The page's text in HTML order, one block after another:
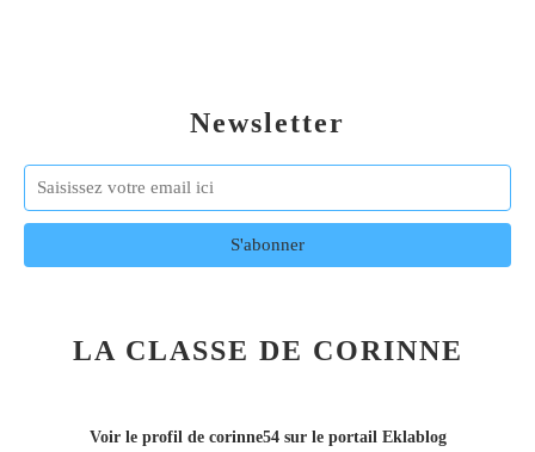
Newsletter
LA CLASSE DE CORINNE
Voir le profil de corinne54sur le portail Eklablog